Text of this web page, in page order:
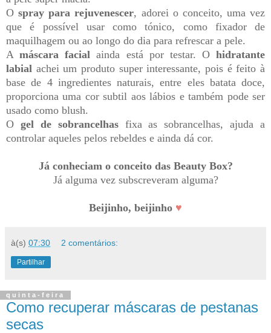
Ospray para rejuvenescer, adorei o conceito, uma vez
que é possível usar como tónico, como fixador de
maquilhagem ou ao longo do dia para refrescar a pele.
Amáscara facialainda está por testar. O hidratante
labial achei um produto super interessante, pois é feito à
base de 4 ingredientes naturais, entre eles batata doce,
proporciona uma cor subtil aos lábios e também pode ser
usado como blush.
O gel de sobrancelhas fixa as sobrancelhas, ajuda a
controlar aqueles pelos rebeldes e ainda dá cor.
Já conheciam o conceito das Beauty Box?
Já alguma vez subscreveram alguma?
Beijinho, beijinho ♥
à(s) 07:30 2 comentários:
Partilhar
quinta-feira
Como recuperar máscaras de pestanas
secas